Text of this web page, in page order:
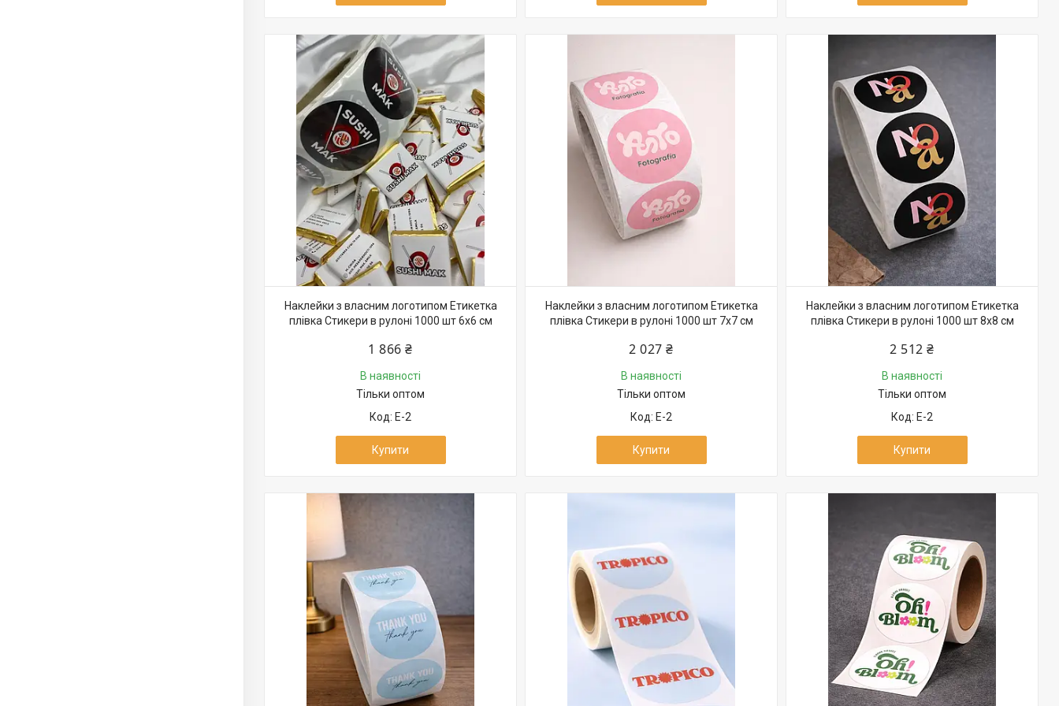
Наклейки з власним логотипом Етикетка
плівка Стикери в рулоні 1000 шт 6х6 см
1 866 ₴
В наявності
Тільки оптом
Е-2
Купити
Наклейки з власним логотипом Етикетка
плівка Стикери в рулоні 1000 шт 7х7 см
2 027 ₴
В наявності
Тільки оптом
Е-2
Купити
Наклейки з власним логотипом Етикетка
плівка Стикери в рулоні 1000 шт 8х8 см
2 512 ₴
В наявності
Тільки оптом
Е-2
Купити